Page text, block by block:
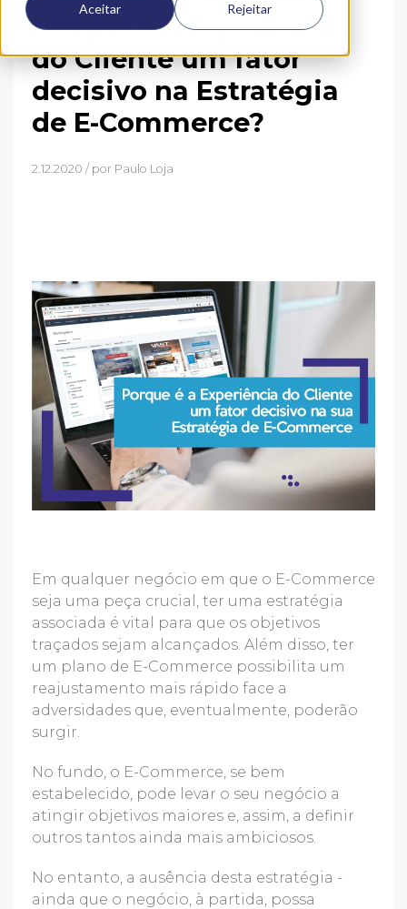
Aceitar Rejeitar
Porque é a Experiência
do Cliente um fator
decisivo na Estratégia
de E-Commerce?
2.12.2020 / por Paulo Loja
Em qualquer negócio em que o E-Commerce
seja uma peça crucial, ter uma estratégia
associada é vital para que os objetivos
traçados sejam alcançados. Além disso, ter
um plano de E-Commerce possibilita um
reajustamento mais rápido face a
adversidades que, eventualmente, poderão
surgir.
No fundo, o E-Commerce, se bem
estabelecido, pode levar o seu negócio a
atingir objetivos maiores e, assim, a definir
outros tantos ainda mais ambiciosos.
No entanto, a ausência desta estratégia -
ainda que o negócio, à partida, possa